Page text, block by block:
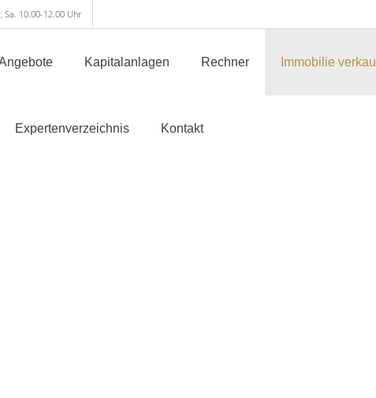
Sa. 10.00-12.00 Uhr
Kapitalanlagen Rechner Immobilie
Expertenverzeichnis Kontakt